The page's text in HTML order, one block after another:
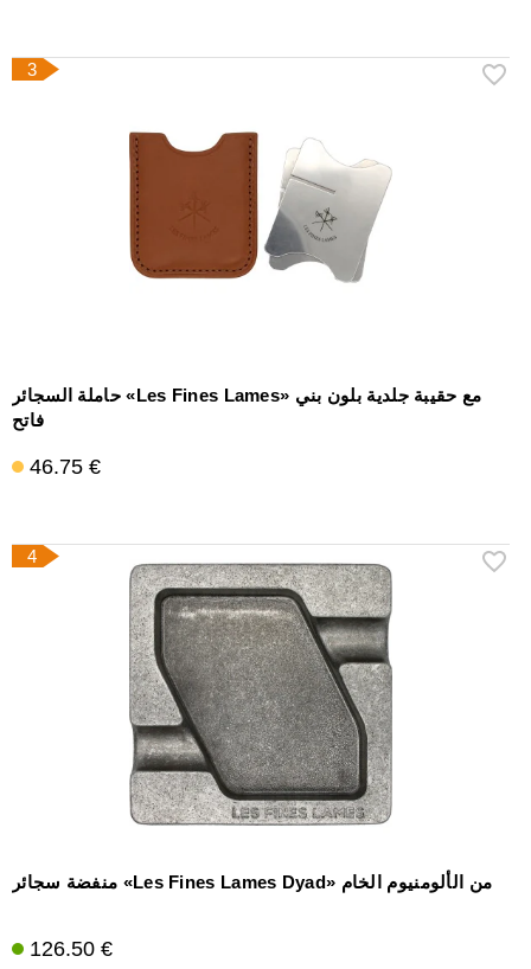
3
حاملة السجائر «Les Fines Lames» مع حقيبة جلدية بلون بني
فاتح
46.75 €
4
منفضة سجائر «Les Fines Lames Dyad» من الألومنيوم الخام
126.50 €